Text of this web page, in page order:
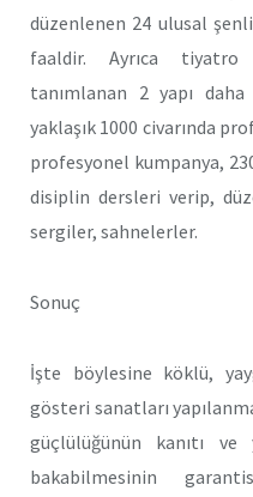
düzenlenen 24 ulusal
faaldir. Ayrıca tiyatro
tanımlanan 2 yapı
yaklaşık 1000 civarında
profesyonel kumpanya,
disiplin dersleri verip,
sergiler, sahnelerler.
Sonuç
İşte böylesine köklü,
gösteri sanatları
güçlülüğünün kanıtı
bakabilmesinin